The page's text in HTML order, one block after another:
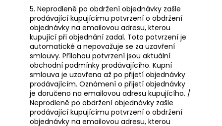
5. Neprodleně po obdržení objednávky zašle
prodávající kupujícímu potvrzení o obdržení
objednávky na emailovou adresu, kterou
kupující při objednání zadal. Toto potvrzení je
automatické a nepovažuje se za uzavření
smlouvy. Přílohou potvrzení jsou aktuální
obchodní podmínky prodávajícího. Kupní
smlouva je uzavřena až po přijetí objednávky
prodávajícím. Oznámení o přijetí objednávky
je doručeno na emailovou adresu kupujícího. /
Neprodleně po obdržení objednávky zašle
prodávající kupujícímu potvrzení o obdržení
objednávky na emailovou adresu, kterou